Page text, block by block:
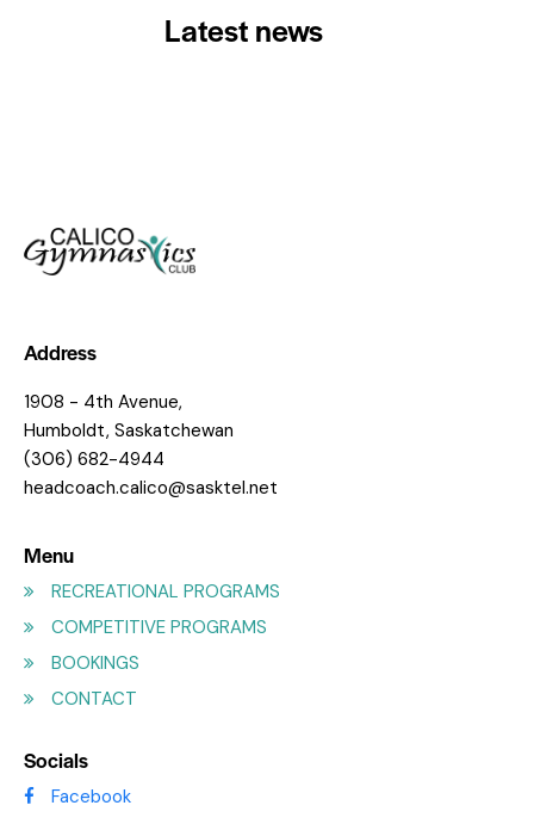
Latest news
Address
1908 - 4th Avenue,
Humboldt, Saskatchewan
(306) 682-4944
headcoach.calico@sasktel.net
Menu
RECREATIONAL PROGRAMS
COMPETITIVE PROGRAMS
BOOKINGS
CONTACT
Socials
Facebook